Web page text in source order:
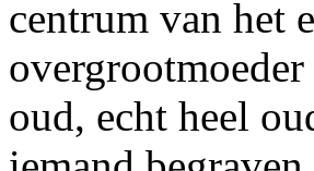
centrum van het
oud, echt heel